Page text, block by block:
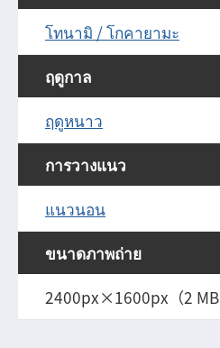
โทนามิ / โกคายามะ
ฤดูกาล
ฤดูหนาว
การวางแนว
แนวนอน
ขนาดภาพถ่าย
2400px×1600px（2 MB